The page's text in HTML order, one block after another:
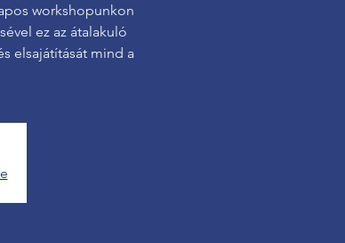
workshopunkon
ez az átalakuló
elsajátítását mind a